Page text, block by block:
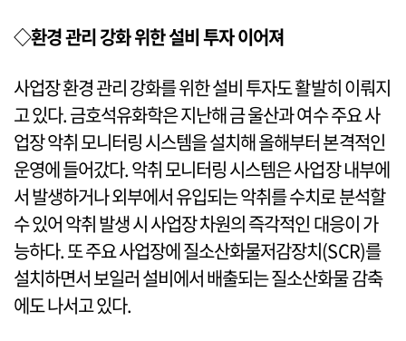
◇환경 관리 강화 위한 설비 투자 이어져
사업장 환경 관리 강화를 위한 설비 투자도 활발히 이뤄지
고 있다. 금호석유화학은 지난해 금 울산과 여수 주요 사
업장 악취 모니터링 시스템을 설치해 올해부터 본격적인
운영에 들어갔다. 악취 모니터링 시스템은 사업장 내부에
서 발생하거나 외부에서 유입되는 악취를 수치로 분석할
수 있어 악취 발생 시 사업장 차원의 즉각적인 대응이 가
능하다. 또 주요 사업장에 질소산화물저감장치(SCR)를
설치하면서 보일러 설비에서 배출되는 질소산화물 감축
에도 나서고 있다.